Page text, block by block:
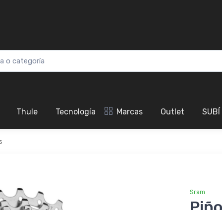
Thule Tecnología Marcas Outlet SUBÍ
Sram